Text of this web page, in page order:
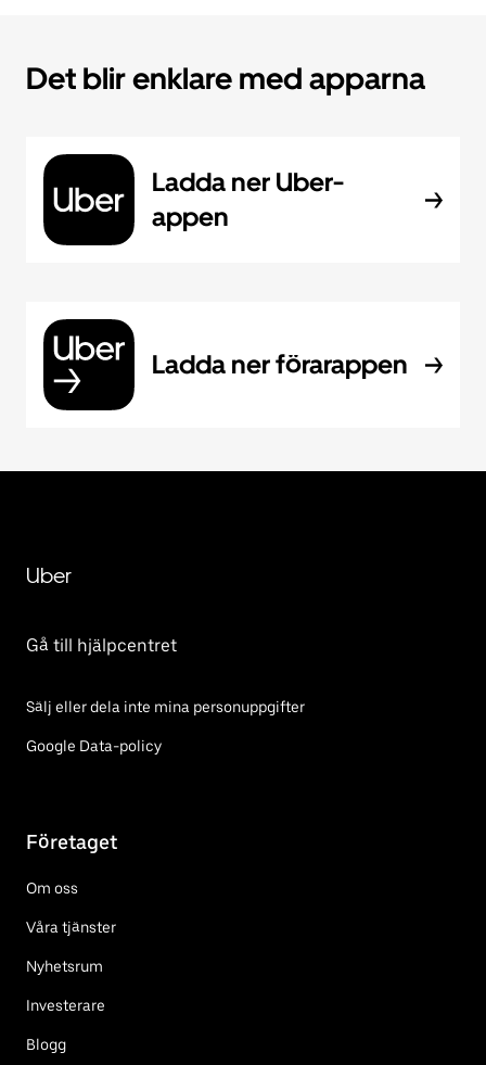
Det blir enklare med apparna
Ladda ner Uber-
appen
Ladda ner förarappen
Uber
Gå till hjälpcentret
Sälj eller dela inte mina personuppgifter
Google Data-policy
Företaget
Om oss
Våra tjänster
Nyhetsrum
Investerare
Blogg